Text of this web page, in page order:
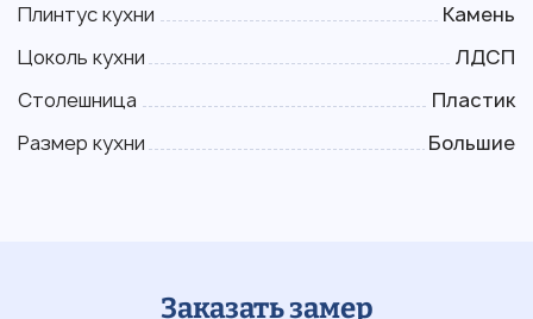
Плинтус кухни
Камень
Цоколь кухни
ЛДСП
Столешница
Пластик
Размер кухни
Большие
Заказать замер